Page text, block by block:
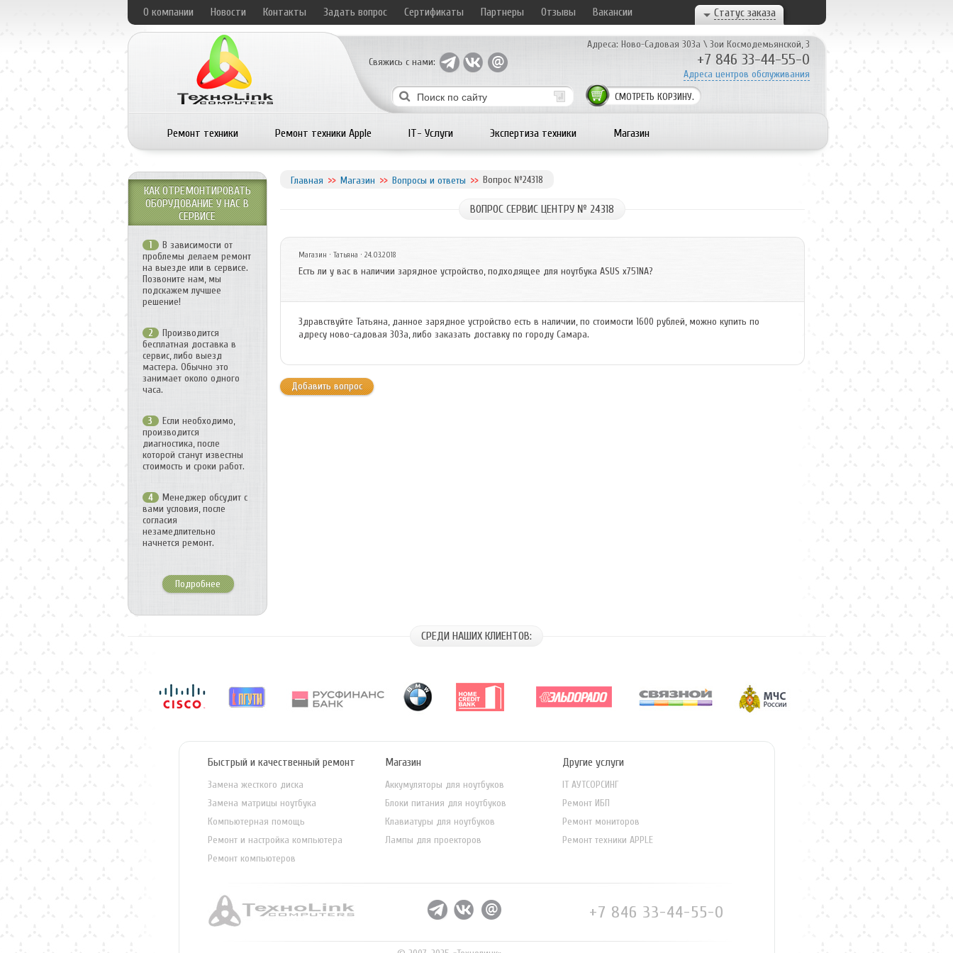
О компании Новости Контакты Задать вопрос Сертификаты Партнеры Отзывы Вакансии Статус заказа
Свяжись с нами:
СМОТРЕТЬ КОРЗИНУ.
Адреса: Ново-Садовая 303а \Зои Космодемьянской, 3
+7 846 33-44-55-0
Адреса центров обслуживания
Ремонт техники Ремонт техники Apple IT- Услуги Экспертиза техники Магазин
Главная Магазин Вопросы и ответы Вопрос №24318
ВОПРОС СЕРВИС ЦЕНТРУ № 24318
Магазин · Татьяна · 24.03.2018
Есть ли у вас в наличии зарядное устройство, подходящее для ноутбука ASUS x751NA?
Здравствуйте Татьяна, данное зарядное устройство есть в наличии, по стоимости 1600 рублей, можно купить по
адресу ново-садовая 303а, либо заказать доставку по городу Самара.
Добавить вопрос
КАК ОТРЕМОНТИРОВАТЬ
ОБОРУДОВАНИЕ У НАС В
СЕРВИСЕ
1
В зависимости от
проблемы делаем ремонт
на выезде или в сервисе.
Позвоните нам, мы
подскажем лучшее
решение!
2
Производится
бесплатная доставка в
сервис, либо выезд
мастера. Обычно это
занимает около одного
часа.
3
Если необходимо,
производится
диагностика, после
которой станут известны
стоимость и сроки работ.
4
Менеджер обсудит с
вами условия, после
согласия
незамедлительно
начнется ремонт.
Подробнее
СРЕДИ НАШИХ КЛИЕНТОВ:
Быстрый и качественный ремонт
Замена жесткого диска
Замена матрицы ноутбука
Компьютерная помощь
Ремонт и настройка компьютера
Ремонт компьютеров
Магазин
Аккумуляторы для ноутбуков
Блоки питания для ноутбуков
Клавиатуры для ноутбуков
Лампы для проекторов
Другие услуги
IT АУТСОРСИНГ
Ремонт ИБП
Ремонт мониторов
Ремонт техники APPLE
+7 846 33-44-55-0